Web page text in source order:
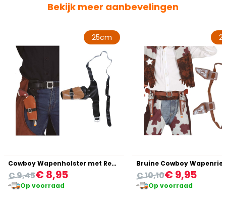
Bekijk meer aanbevelingen
25cm
Cowboy Wapenholster met Revolver
€ 8,95
€ 9,45
Op voorraad
Bruine Cowboy
€ 9,95
€ 10,10
Op voorraad